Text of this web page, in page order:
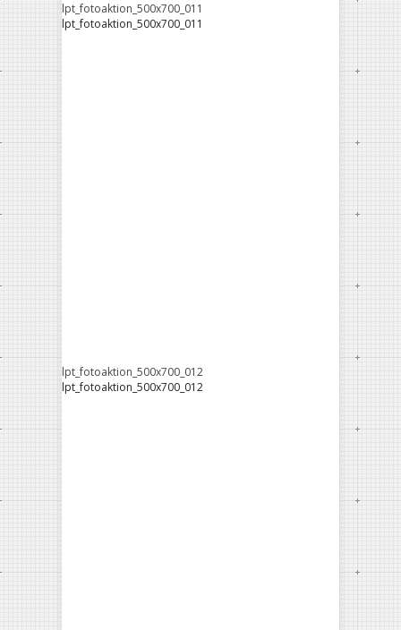
lpt_fotoaktion_500x700_011
lpt_fotoaktion_500x700_011
lpt_fotoaktion_500x700_012
lpt_fotoaktion_500x700_012